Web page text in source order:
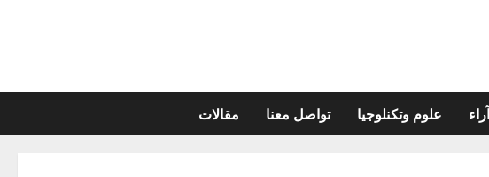
علوم وتكنلوجيا تواصل معنا مقالات